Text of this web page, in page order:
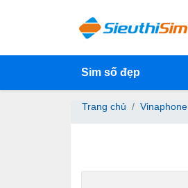
Sim số đẹp
Trang chủ Vinaphone